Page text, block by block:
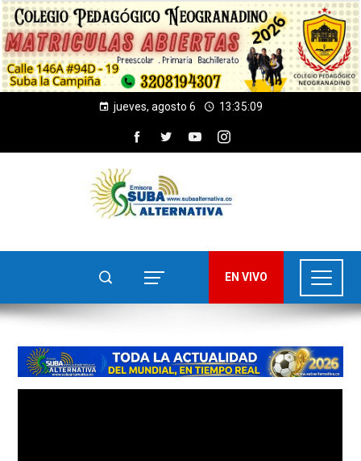
jueves, agosto 6 13:35:11
EN VIVO